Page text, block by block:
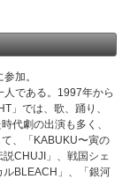
加。
である。1997年から
」では、歌、踊り、
代劇の出演も多く、
、「KABUKU〜寅の
CHUJI」、戦国シェ
BLEACH」、「銀河